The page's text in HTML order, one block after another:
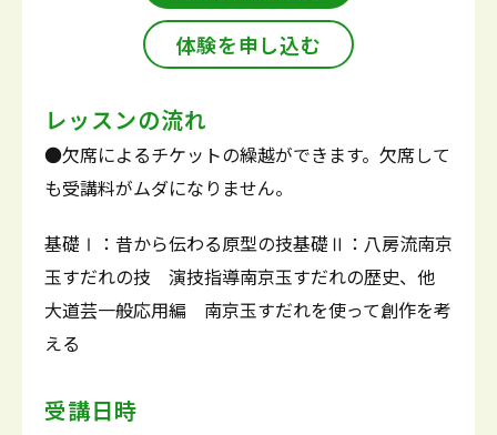
体験を申し込む
レッスンの流れ
●欠席によるチケットの繰越ができます。欠席して
も受講料がムダになりません。
基礎Ⅰ：昔から伝わる原型の技基礎Ⅱ：八房流南京
玉すだれの技 演技指導南京玉すだれの歴史、他
大道芸一般応用編 南京玉すだれを使って創作を考
える
受講日時